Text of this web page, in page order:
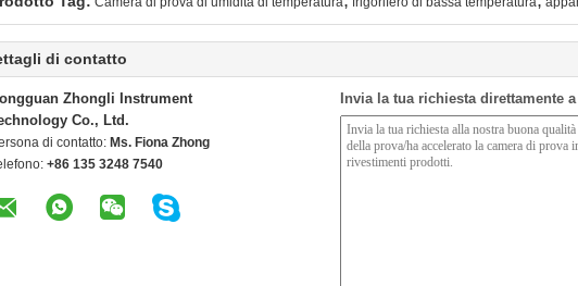
di contatto
Zhongli Instrument
Co., Ltd.
di contatto: Ms. Fiona Zhong
+86 135 3248 7540
Invia la tua richiesta direttamente